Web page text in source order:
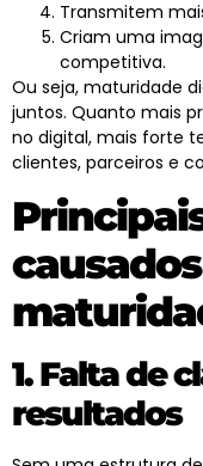
Transmitem
Criam uma
competitiva.
Ou seja, maturidade
juntos. Quanto mais
no digital, mais forte
clientes, parceiros e
1. Falta de
resultados